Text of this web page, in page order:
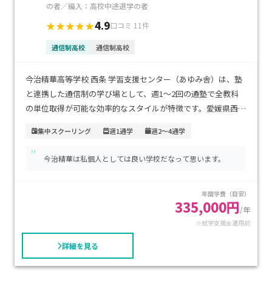
の者／編入：高校中途退学の者
★★★★★4.9口コミ 11件
通信制高校 通信制高校
今治精華高等学校 西条 学習支援センター（あゆみ舎）は、塾
と連携した通信制の学び場として、週1～2回の通塾で全教科
の単位取得が可能な効率的なスタイルが特徴です。愛媛県西条
の単位制を活用しながら、予備校の映像授業や個別指導で基
礎からしっかり学べる体制が整っており、学費は塾の授業料と
通信制の費用を合わせても通いやすい水準です。自宅中心の学
集中スクーリング 週1通学 週2～4通学
" 今治精華は私個人としては良い学校だなって思います。
年間学費（目安）
335,000円/年
※就学支援金適用前
詳細を見る